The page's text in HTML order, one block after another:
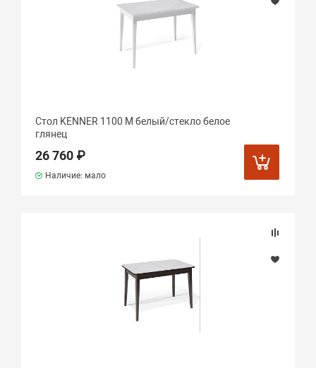
Стол KENNER 1100 М белый/стекло белое
глянец
26 760 ₽
Наличие: мало